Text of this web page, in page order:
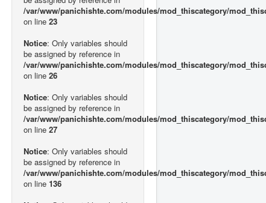
/var/www/panichishte.com/modules/mod_thiscategory/
on line 23
Notice: Only variables should
be assigned by reference in
/var/www/panichishte.com/modules/mod_thiscategory/
on line 26
Notice: Only variables should
be assigned by reference in
/var/www/panichishte.com/modules/mod_thiscategory/
on line 27
Notice: Only variables should
be assigned by reference in
/var/www/panichishte.com/modules/mod_thiscategory/
on line 136